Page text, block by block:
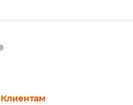
Клиентам